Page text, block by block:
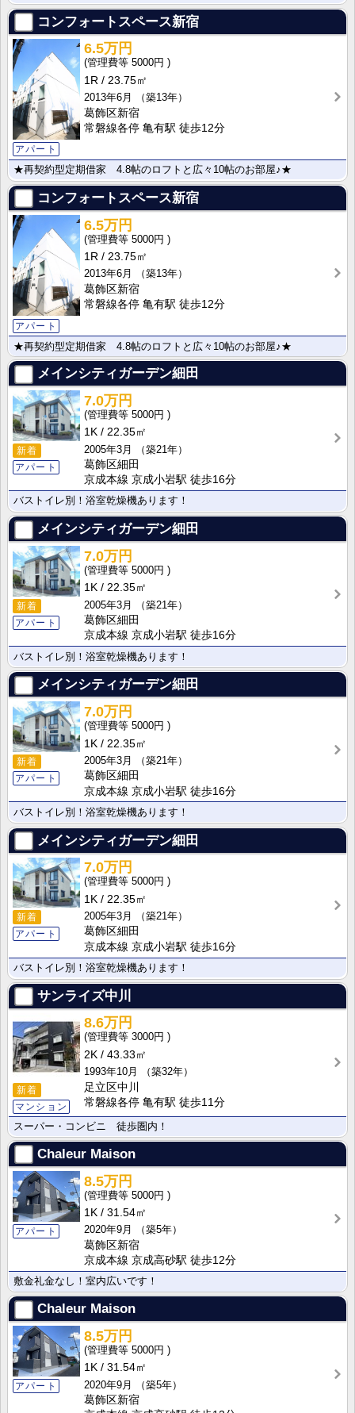
コンフォートスペース新宿
アパート
6.5万円
5000円
1R
23.75㎡
2013年6月
（築13年）
葛飾区新宿
常磐線各停 亀有駅 徒歩12分
★再契約型定期借家 4.8帖のロフトと広々10帖のお部屋♪★
コンフォートスペース新宿
アパート
6.5万円
5000円
1R
23.75㎡
2013年6月
（築13年）
葛飾区新宿
常磐線各停 亀有駅 徒歩12分
★再契約型定期借家 4.8帖のロフトと広々10帖のお部屋♪★
メインシティガーデン細田
新着
アパート
7.0万円
5000円
1K
22.35㎡
2005年3月
（築21年）
葛飾区細田
京成本線 京成小岩駅 徒歩16分
バストイレ別！浴室乾燥機あります！
メインシティガーデン細田
新着
アパート
7.0万円
5000円
1K
22.35㎡
2005年3月
（築21年）
葛飾区細田
京成本線 京成小岩駅 徒歩16分
バストイレ別！浴室乾燥機あります！
メインシティガーデン細田
新着
アパート
7.0万円
5000円
1K
22.35㎡
2005年3月
（築21年）
葛飾区細田
京成本線 京成小岩駅 徒歩16分
バストイレ別！浴室乾燥機あります！
メインシティガーデン細田
新着
アパート
7.0万円
5000円
1K
22.35㎡
2005年3月
（築21年）
葛飾区細田
京成本線 京成小岩駅 徒歩16分
バストイレ別！浴室乾燥機あります！
サンライズ中川
新着
マンション
8.6万円
3000円
2K
43.33㎡
1993年10月
（築32年）
足立区中川
常磐線各停 亀有駅 徒歩11分
スーパー・コンビニ 徒歩圏内！
Chaleur Maison
アパート
8.5万円
5000円
1K
31.54㎡
2020年9月
（築5年）
葛飾区新宿
京成本線 京成高砂駅 徒歩12分
敷金礼金なし！室内広いです！
Chaleur Maison
アパート
8.5万円
5000円
1K
31.54㎡
2020年9月
（築5年）
葛飾区新宿